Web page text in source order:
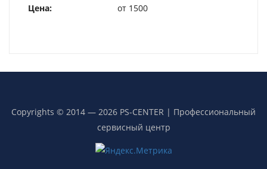
от 1500
Copyrights © 2014 — 2026 PS-CENTER | Профессиональный
сервисный центр